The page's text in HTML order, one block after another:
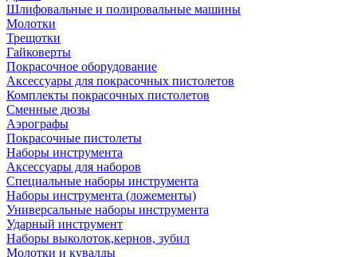
Шлифовальные и полировальные машины
Молотки
Трещотки
Гайковерты
Покрасочное оборудование
Аксессуары для покрасочных пистолетов
Комплекты покрасочных пистолетов
Сменные дюзы
Аэрографы
Покрасочные пистолеты
Наборы инструмента
Аксессуары для наборов
Специальные наборы инструмента
Наборы инструмента (ложементы)
Универсальные наборы инструмента
Ударный инструмент
Наборы выколоток,кернов, зубил
Молотки и кувалды